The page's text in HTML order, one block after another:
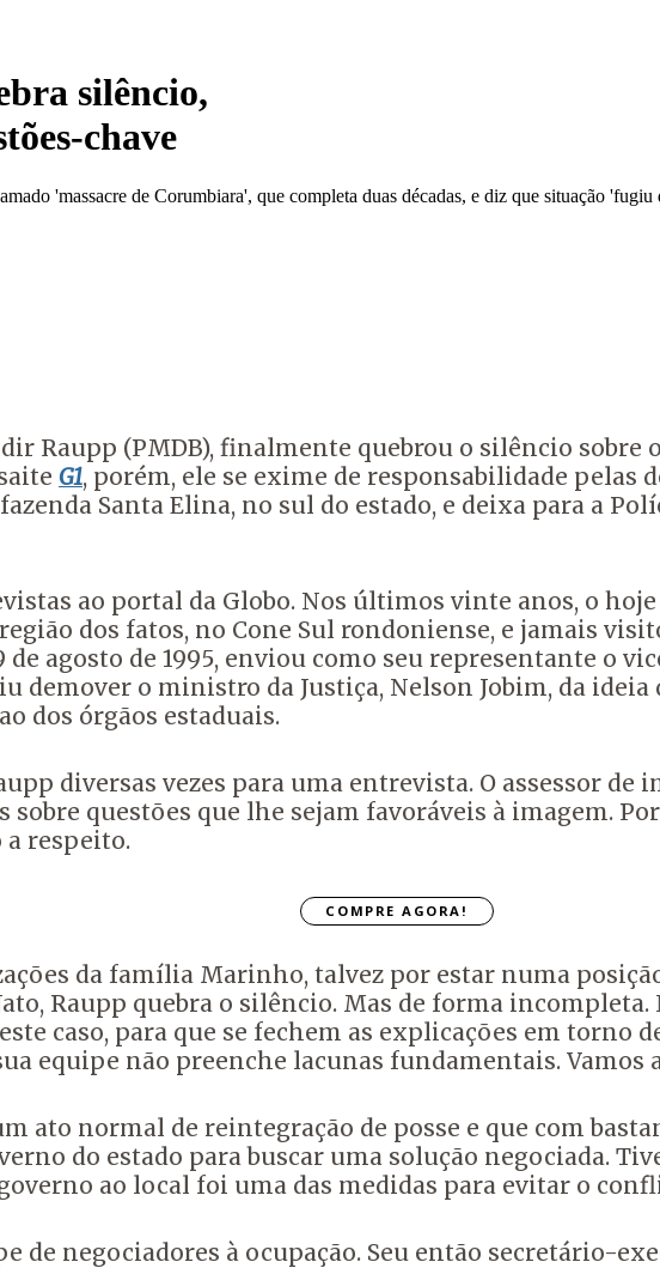
silêncio,
chave
'massacre de Corumbiara', que completa duas décadas, e diz que situação
Raupp (PMDB), finalmente quebrou o silêncio sobre
G1, porém, ele se exime de responsabilidade pelas
Santa Elina, no sul do estado, e deixa para a
ao portal da Globo. Nos últimos vinte anos, o
dos fatos, no Cone Sul rondoniense, e jamais
de agosto de 1995, enviou como seu representante o
demover o ministro da Justiça, Nelson Jobim, da ideia
dos órgãos estaduais.
diversas vezes para uma entrevista. O assessor
questões que lhe sejam favoráveis à imagem.
a respeito.
COMPRE AGORA!
da família Marinho, talvez por estar numa
Raupp quebra o silêncio. Mas de forma
caso, para que se fechem as explicações em torno
equipe não preenche lacunas fundamentais.
ato normal de reintegração de posse e que com
do estado para buscar uma solução negociada.
ao local foi uma das medidas para evitar o
de negociadores à ocupação. Seu então secretário-